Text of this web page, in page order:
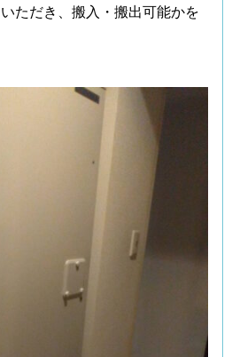
ただき、搬入・搬出可能かを